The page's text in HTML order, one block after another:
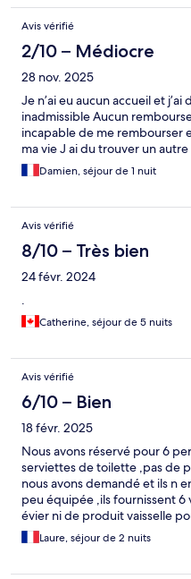
Avis vérifié
2/10 – Médiocre
28 nov. 2025
Je n’ai eu aucun accueil et
inadmissible Aucun
incapable de me rembourser
ma vie J ai du trouver un
Damien, séjour de 1 nuit
Avis vérifié
8/10 – Très bien
24 févr. 2024
.
Catherine, séjour de 5 nuits
Avis vérifié
6/10 – Bien
18 févr. 2025
Nous avons réservé pour 6
serviettes de toilette ,pas de
nous avons demandé et ils n
peu équipée ,ils fournissent 6
évier ni de produit vaisselle
les change durant le séjour c
bruyant
Laure, séjour de 2 nuits